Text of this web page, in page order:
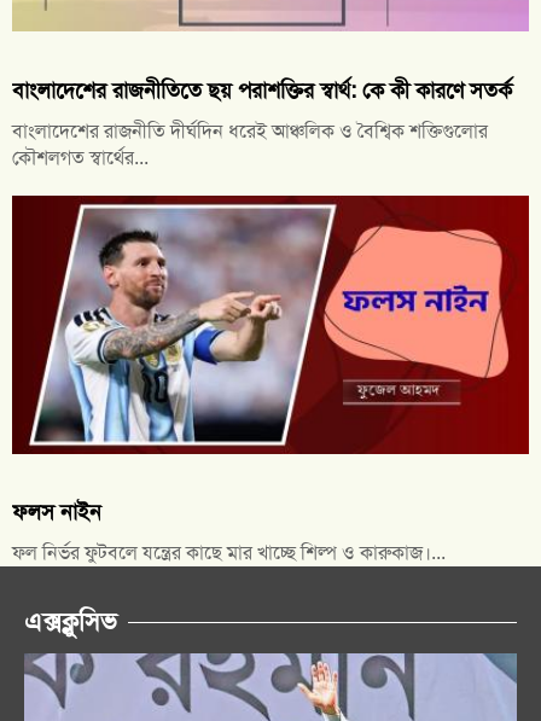
বাংলাদেশের রাজনীতিতে ছয় পরাশক্তির স্বার্থ: কে কী কারণে সতর্ক
বাংলাদেশের রাজনীতি দীর্ঘদিন ধরেই আঞ্চলিক ও বৈশ্বিক শক্তিগুলোর
কৌশলগত স্বার্থের...
ফলস নাইন
ফল নির্ভর ফুটবলে যন্ত্রের কাছে মার খাচ্ছে শিল্প ও কারুকাজ।...
এক্সক্লুসিভ